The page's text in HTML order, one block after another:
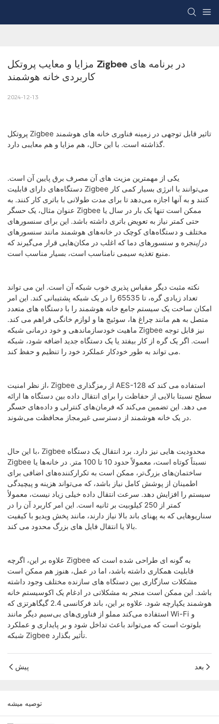
مزایا و معایب پروتکل Zigbee در برنامه های
کاربردی خانه هوشمند
2024-12-13
پروتکل Zigbee تاثیر قابل توجهی در زمینه فناوری خانه های هوشمند
گذاشته است. با این حال، هم مزایا و هم معایبی دارد.
یکی از مهمترین مزیت های آن مصرف برق پایین آن است.
دستگاه‌های دارای قابلیت Zigbee می‌توانند با انرژی بسیار کمی کار
کنند و به آنها اجازه می‌دهد تا برای مدت طولانی با باتری کار کنند. به
عنوان مثال، یک حسگر Zigbee ممکن است تنها یک بار در سال یا
حتی کمتر نیاز به تعویض باتری داشته باشد. این برای سنسورهای
مختلف و دستگاه‌های کوچک در خانه‌های هوشمند مانند سنسورهای
در/پنجره و سنسورهای دما که اغلب در مکان‌هایی قرار می‌گیرند که
منبع تغذیه سیمی نامناسب است، بسیار مناسب است.
نکته مثبت دیگر مقیاس پذیری خوب شبکه آن است. این می تواند
تعداد زیادی گره، تا 65535 را در یک شبکه پشتیبانی کند. این امر
امکان ساخت یک سیستم جامع خانه هوشمند را با دستگاه های متعدد
متصل به هم مانند چراغ ها، سوئیچ ها و لوازم خانگی فراهم می کند.
ماهیت خودسازماندهی و خود درمانی شبکه Zigbee نیز قابل توجه
است. اگر یک گره از کار بیفتد یا یک دستگاه جدید اضافه شود، شبکه
می تواند به طور خودکار عملکرد خود را تنظیم و حفظ کند.
از نظر امنیت، Zigbee از رمزگذاری AES-128 استفاده می کند که
سطح نسبتا بالایی از حفاظت را برای انتقال داده بین دستگاه ها ارائه
می دهد. این تضمین می‌کند که فرمان‌های کنترلی و داده‌های حسگر
در یک خانه هوشمند از دسترسی غیرمجاز محافظت می‌شوند.
با این حال، Zigbee محدودیت هایی نیز دارد. برد انتقال یک دستگاه
Zigbee نسبتاً کوتاه است، معمولاً حدود 10 تا 100 متر. در خانه‌ها یا
ساختمان‌های بزرگ‌تر، ممکن است به تکرارکننده‌های اضافی برای
اطمینان از پوشش کامل نیاز باشد، که می‌تواند هزینه و پیچیدگی
سیستم را افزایش دهد. سرعت انتقال داده خیلی زیاد نیست، معمولاً
کمتر از 250 کیلوبیت بر ثانیه است. این امر کاربرد آن را در
سناریوهایی که به پهنای باند بالا نیاز دارند، مانند پخش ویدیو با کیفیت
بالا یا انتقال فایل های بزرگ محدود می کند.
علاوه بر این، اگرچه Zigbee به گونه ای طراحی شده است که
قابلیت همکاری داشته باشد، اما در عمل، هنوز هم ممکن است
مشکلات سازگاری بین دستگاه های سازنده مختلف وجود داشته
باشد. این ممکن است منجر به مشکلاتی در ادغام یک اکوسیستم خانه
هوشمند یکپارچه شود. علاوه بر این، باند فرکانسی 2.4 گیگاهرتزی که
استفاده می‌کند مملو از فناوری‌های بی‌سیم دیگر مانند Wi-Fi و
بلوتوث است که می‌تواند باعث تداخل شود و بر پایداری و عملکرد
شبکه Zigbee تأثیر بگذارد.
پیش بعد
توصيه ميشه